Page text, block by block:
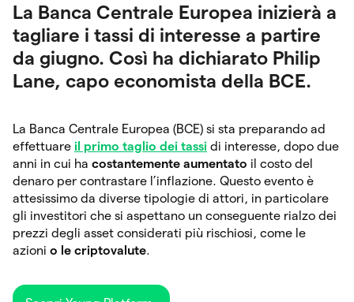
La Banca Centrale Europea inizierà a
tagliare i tassi di interesse a partire
da giugno. Così ha dichiarato Philip
Lane, capo economista della BCE.
La Banca Centrale Europea (BCE) si sta preparando ad
effettuare il primo taglio dei tassi di interesse, dopo due
anni in cui ha costantemente aumentato il costo del
denaro per contrastare l’inflazione. Questo evento è
attesissimo da diverse tipologie di attori, in particolare
gli investitori che si aspettano un conseguente rialzo dei
prezzi degli asset considerati più rischiosi, come le
azioni o le criptovalute.